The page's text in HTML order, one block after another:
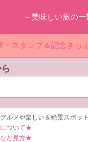
～美味しい旅の一
ルカード（関東）
ールカード（東北）
ルカード（中部）
・スタンプ＆記念きっ
（関東）
道の駅 埼玉
道の駅 静岡
（東北） 道の駅 宮城
（北陸）
ルメや楽しい＆絶景スポッ
ついて★
ど見方★